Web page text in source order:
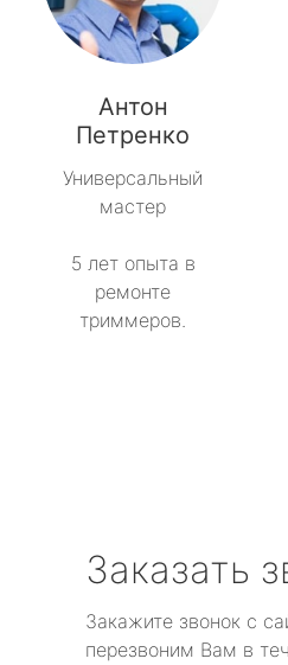
Антон
Петренко
Универсальный
мастер
5 лет опыта в
ремонте
триммеров.
Заказать
Закажите звонок с
перезвоним Вам в